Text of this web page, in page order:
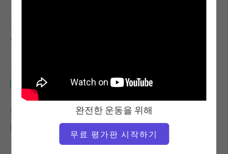
완전한 운동을 위해
무료 평가판 시작하기
빅토리아 토리-카판
필요한 장비
매트
다음에 대한 유사한 클래스 찾기
10~20분